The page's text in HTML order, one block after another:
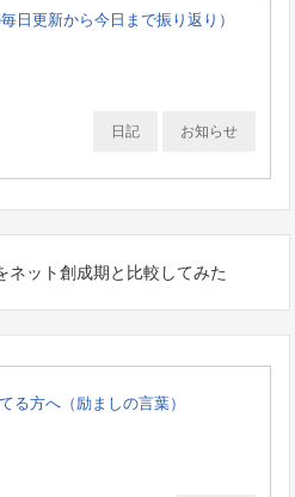
日更新から今日まで振り返り）
お知らせ
日記
ネット創成期と比較してみた
る方へ（励ましの言葉）